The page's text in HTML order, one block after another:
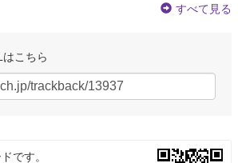
すべて見る
はこちら
です。